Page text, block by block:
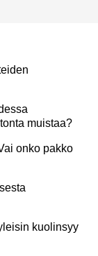
muistaa?
onko pakko
kuolinsyy